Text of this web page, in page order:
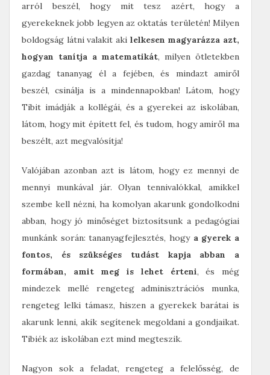
arról beszél, hogy mit tesz azért, hogy a
gyerekeknek jobb legyen az oktatás területén! Milyen
boldogság látni valakit aki lelkesen magyarázza azt,
hogyan tanítja a matematikát, milyen ötletekben
gazdag tananyag él a fejében, és mindazt amiről
beszél, csinálja is a mindennapokban! Látom, hogy
Tibit imádják a kollégái, és a gyerekei az iskolában,
látom, hogy mit épített fel, és tudom, hogy amiről ma
beszélt, azt megvalósítja!
Valójában azonban azt is látom, hogy ez mennyi de
mennyi munkával jár. Olyan tennivalókkal, amikkel
szembe kell nézni, ha komolyan akarunk gondolkodni
abban, hogy jó minőséget biztosítsunk a pedagógiai
munkánk során: tananyagfejlesztés, hogy a gyerek a
fontos, és szükséges tudást kapja abban a
formában, amit meg is lehet érteni, és még
mindezek mellé rengeteg adminisztrációs munka,
rengeteg lelki támasz, hiszen a gyerekek barátai is
akarunk lenni, akik segítenek megoldani a gondjaikat.
Tibiék az iskolában ezt mind megteszik.
Nagyon sok a feladat, rengeteg a felelősség, de